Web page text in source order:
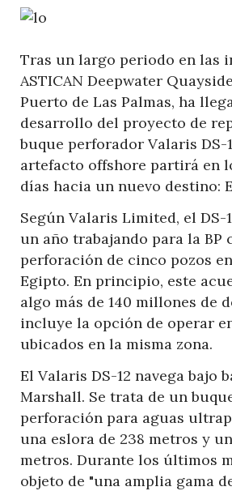
Tras un largo periodo en las
ASTICAN Deepwater
Puerto de Las Palmas, ha
desarrollo del proyecto de
buque perforador Valaris DS-
artefacto offshore partirá en
días hacia un nuevo destino:
Según Valaris Limited, el DS-
un año trabajando para la BP
perforación de cinco pozos
Egipto. En principio, este
algo más de 140 millones de
incluye la opción de operar
ubicados en la misma zona.
El Valaris DS-12 navega bajo
Marshall. Se trata de un
perforación para aguas
una eslora de 238 metros y
metros. Durante los últimos
objeto de "una amplia gama